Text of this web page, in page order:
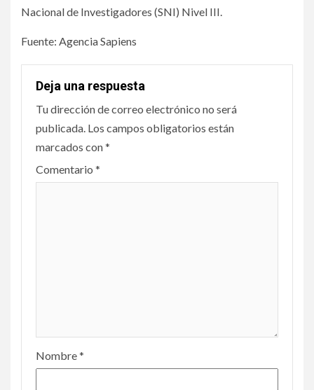
Nacional de Investigadores (SNI) Nivel III.
Fuente: Agencia Sapiens
Deja una respuesta
Tu dirección de correo electrónico no será
publicada. Los campos obligatorios están
marcados con*
Comentario *
Nombre*